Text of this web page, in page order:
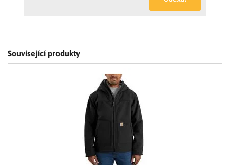
Související produkty